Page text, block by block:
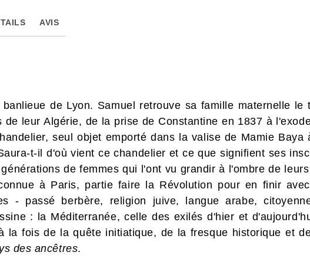
AVIS
banlieue de Lyon. Samuel retrouve sa famille maternelle
de leur Algérie, de la prise de Constantine en 1837 à
seul objet emporté dans la valise de Mamie
t-il d'où vient ce chandelier et ce que signifient ses
de femmes qui l'ont vu grandir à l'ombre de
à Paris, partie faire la Révolution pour en finir
- passé berbère, religion juive, langue arabe,
: la Méditerranée, celle des exilés d'hier et
la fois de la quête initiatique, de la fresque historique et
des ancêtres.